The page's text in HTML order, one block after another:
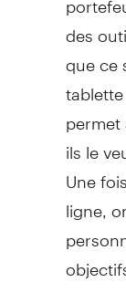
des
que ce
ils le
Une
ligne,